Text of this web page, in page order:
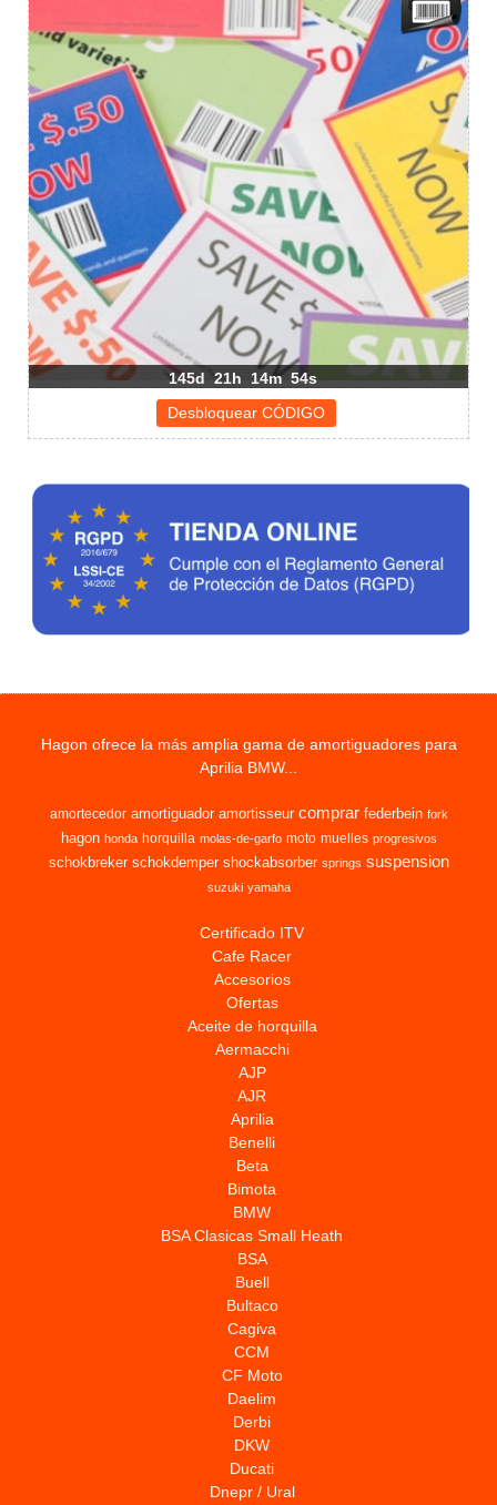
145d 21h 14m 54s
Hagon ofrece la más amplia gama de amortiguadores para
Aprilia BMW...
amortecedor amortiguador amortisseur comprar federbein fork
hagon honda horquilla molas-de-garfo moto muelles progresivos
schokbreker schokdemper shockabsorber springs suspension
suzuki yamaha
Certificado ITV
Cafe Racer
Accesorios
Ofertas
Aceite de horquilla
Aermacchi
AJP
AJR
Aprilia
Benelli
Beta
Bimota
BMW
BSA Clasicas Small Heath
BSA
Buell
Bultaco
Cagiva
CCM
CF Moto
Daelim
Derbi
DKW
Ducati
Dnepr / Ural